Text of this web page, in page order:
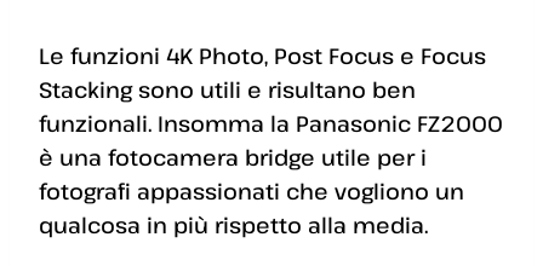
Le funzioni 4K Photo, Post Focus e Focus
Stacking sono utili e risultano ben
funzionali. Insomma la Panasonic FZ2000
è una fotocamera bridge utile per i
fotografi appassionati che vogliono un
qualcosa in più rispetto alla media.